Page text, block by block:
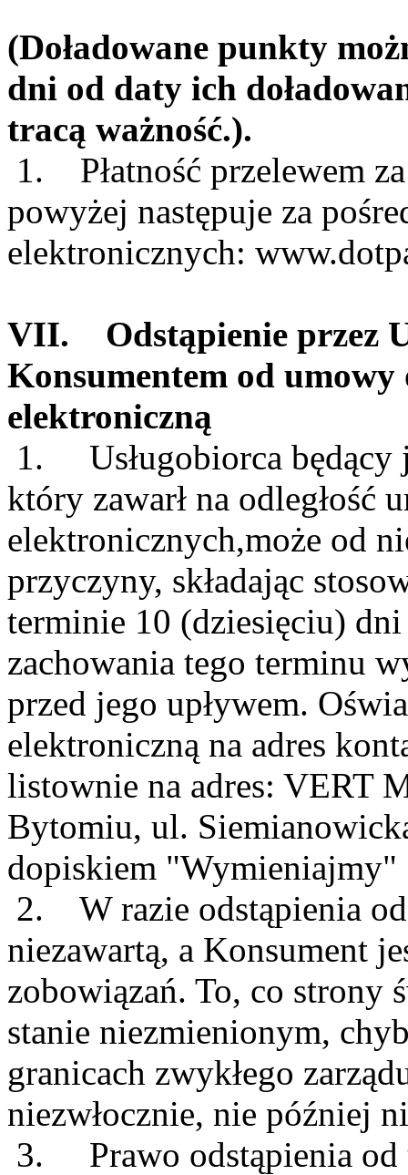
(Doładowane punkty
dni od daty ich
tracą ważność.).
1. Płatność przelewem
powyżej następuje za
elektronicznych:
VII. Odstąpienie przez
Konsumentem od umowy
elektroniczną
1. Usługobiorca będący
który zawarł na odległość
elektronicznych,może od
przyczyny, składając
terminie 10 (dziesięciu)
zachowania tego terminu
przed jego upływem.
elektroniczną na adres
listownie na adres: VERT
Bytomiu, ul.
dopiskiem "Wymieniajmy"
2. W razie odstąpienia od
niezawartą, a Konsument
zobowiązań. To, co strony
stanie niezmienionym,
granicach zwykłego
niezwłocznie, nie później
3. Prawo odstąpienia od